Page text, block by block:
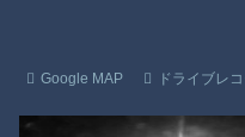
Google MAP ドライブレ